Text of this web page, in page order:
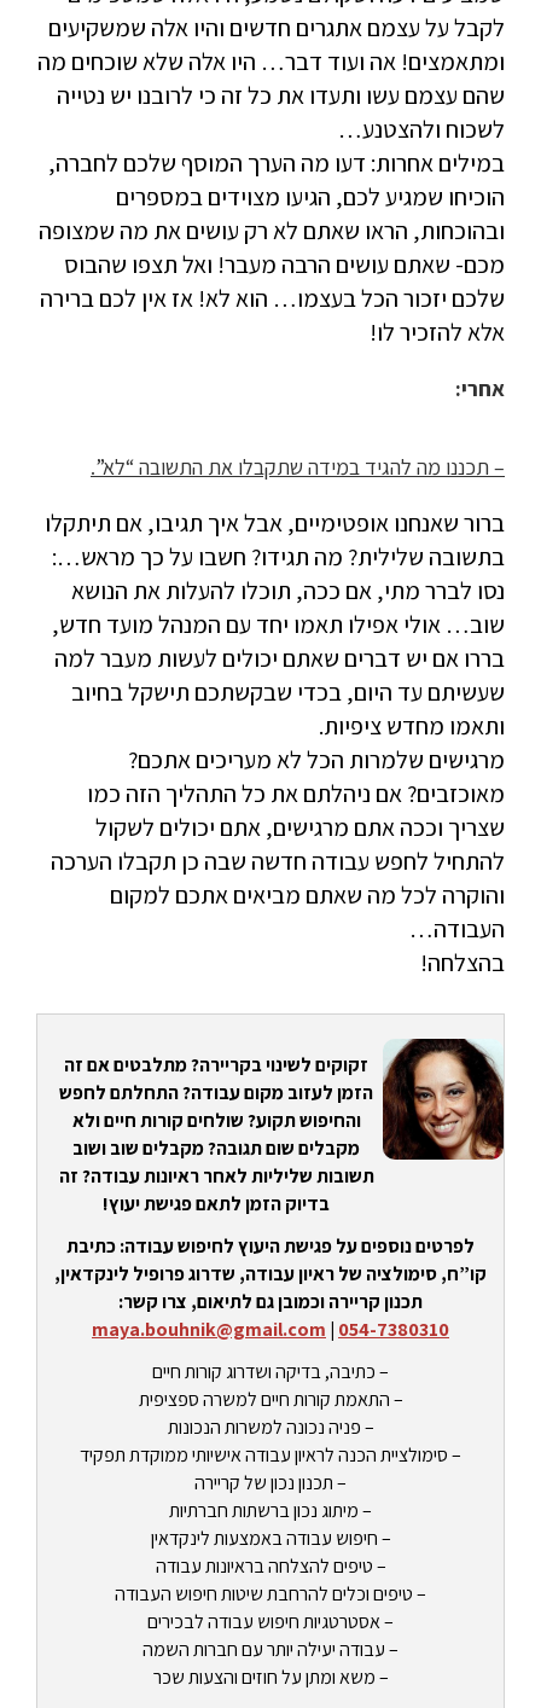
לקבל על עצמם אתגרים חדשים והיו אלה שמשקיעים
ומתאמצים! אה ועוד דבר… היו אלה שלא שוכחים מה
שהם עצמם עשו ותעדו את כל זה כי לרובנו יש נטייה
לשכוח ולהצטנע…
במילים אחרות: דעו מה הערך המוסף שלכם לחברה,
הוכיחו שמגיע לכם, הגיעו מצוידים במספרים
ובהוכחות, הראו שאתם לא רק עושים את מה שמצופה
מכם- שאתם עושים הרבה מעבר! ואל תצפו שהבוס
שלכם יזכור הכל בעצמו… הוא לא! אז אין לכם ברירה
אלא להזכיר לו!
אחרי:
– תכננו מה להגיד במידה שתקבלו את התשובה “לא”.
ברור שאנחנו אופטימיים, אבל איך תגיבו, אם תיתקלו
בתשובה שלילית? מה תגידו? חשבו על כך מראש…:
נסו לברר מתי, אם ככה, תוכלו להעלות את הנושא
שוב… אולי אפילו תאמו יחד עם המנהל מועד חדש,
בררו אם יש דברים שאתם יכולים לעשות מעבר למה
שעשיתם עד היום, בכדי שבקשתכם תישקל בחיוב
ותאמו מחדש ציפיות.
מרגישים שלמרות הכל לא מעריכים אתכם?
מאוכזבים? אם ניהלתם את כל התהליך הזה כמו
שצריך וככה אתם מרגישים, אתם יכולים לשקול
להתחיל לחפש עבודה חדשה שבה כן תקבלו הערכה
והוקרה לכל מה שאתם מביאים אתכם למקום
העבודה…
בהצלחה!
זקוקים לשינוי בקריירה? מתלבטים אם זה
הזמן לעזוב מקום עבודה? התחלתם לחפש
והחיפוש תקוע? שולחים קורות חיים ולא
מקבלים שום תגובה? מקבלים שוב ושוב
תשובות שליליות לאחר ראיונות עבודה? זה
בדיוק הזמן לתאם פגישת יעוץ!
לפרטים נוספים על פגישת היעוץ לחיפוש עבודה: כתיבת
קו”ח, סימולציה של ראיון עבודה, שדרוג פרופיל לינקדאין,
תכנון קריירה וכמובן גם לתיאום, צרו קשר:
054-7380310
|
maya.bouhnik@gmail.com
– כתיבה, בדיקה ושדרוג קורות חיים
– התאמת קורות חיים למשרה ספציפית
– פניה נכונה למשרות הנכונות
– סימולציית הכנה לראיון עבודה אישיותי ממוקדת תפקיד
– תכנון נכון של קריירה
– מיתוג נכון ברשתות חברתיות
– חיפוש עבודה באמצעות לינקדאין
– טיפים להצלחה בראיונות עבודה
– טיפים וכלים להרחבת שיטות חיפוש העבודה
– אסטרטגיות חיפוש עבודה לבכירים
– עבודה יעילה יותר עם חברות השמה
– משא ומתן על חוזים והצעות שכר